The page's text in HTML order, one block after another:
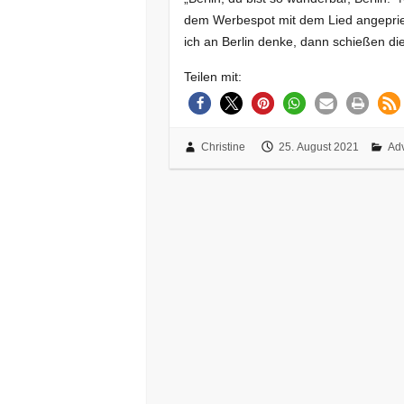
dem Werbespot mit dem Lied
ich an Berlin denke, dann schießen
Teilen mit:
Christine 25. August 2021